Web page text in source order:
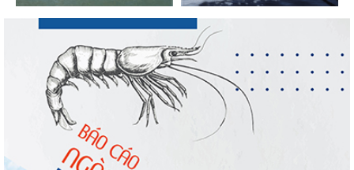
Nguồn cung giảm, giá cá rô phi Trung Quốc
tiếp tục tăng
Trung Quốc tăng mạnh nhập khẩu mực,
trong khi nguồn cung...